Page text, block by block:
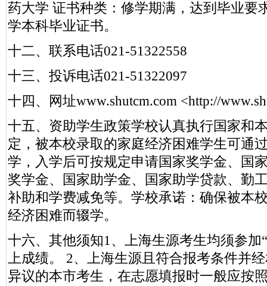
药大学 证书种类：修学期满，达到毕业要
学本科毕业证书。
十二、联系电话021-51322558
十三、投诉电话021-51322097
十四、网址www.shutcm.com <http://
十五、资助学生政策学校认真执行国家和
定，被本校录取的家庭经济困难学生可通
学，入学后可按规定申请国家奖学金、国
奖学金、国家助学金、国家助学贷款、勤
补助和学费减免等。学校承诺：确保被本
经济困难而辍学。
十六、其他须知1、上海生源考生均须参加
上成绩。 2、上海生源且符合报考条件并
异议的本市考生，在志愿填报时一般应按